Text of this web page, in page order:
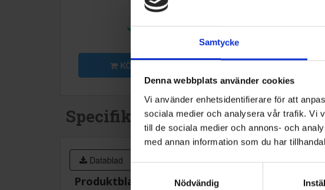
Samtycke
Denna webbplats använder cookies
Vi använder enhetsidentifierare för att
sociala medier och analysera vår trafik. Vi
till de sociala medier och annons- och
med annan information som du har
Samtyckesval
Nödvändig
695:-
I lager
KÖP
I lager
Specifikationer
Datablad
Produktblad: